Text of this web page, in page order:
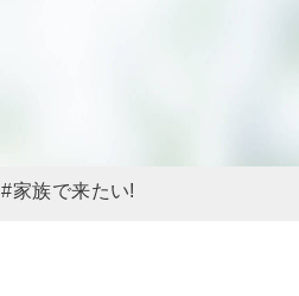
#家族で来たい!